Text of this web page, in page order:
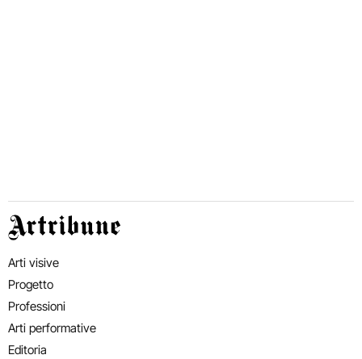
Artribune
Arti visive
Progetto
Professioni
Arti performative
Editoria